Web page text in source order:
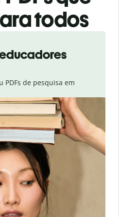
todos
PDFs de pesquisa em